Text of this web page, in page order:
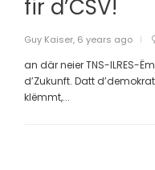
fir d’CSV!
Guy Kaiser, 6 years ago
an där neier TNS-ILRES-
d’Zukunft. Datt
klëmmt,...